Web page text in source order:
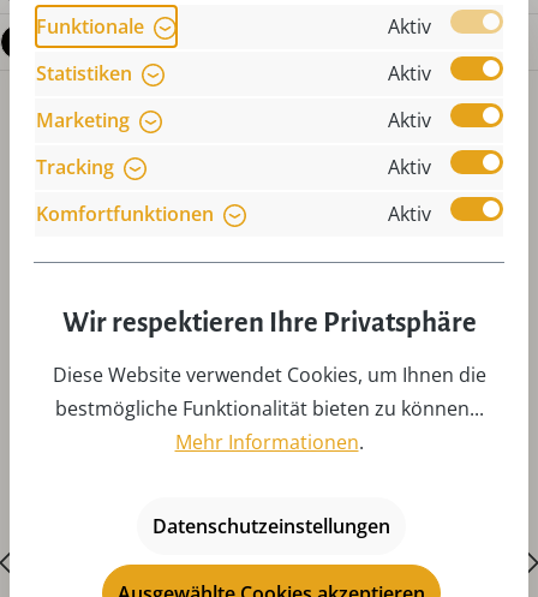
Fragen zum Produkt
Funktionale
Aktiv
Statistiken
Aktiv
Marketing
Aktiv
Tracking
Aktiv
Komfortfunktionen
Aktiv
Wir respektieren Ihre Privatsphäre
Diese Website verwendet Cookies, um Ihnen die
bestmögliche Funktionalität bieten zu können...
Mehr Informationen.
Datenschutzeinstellungen